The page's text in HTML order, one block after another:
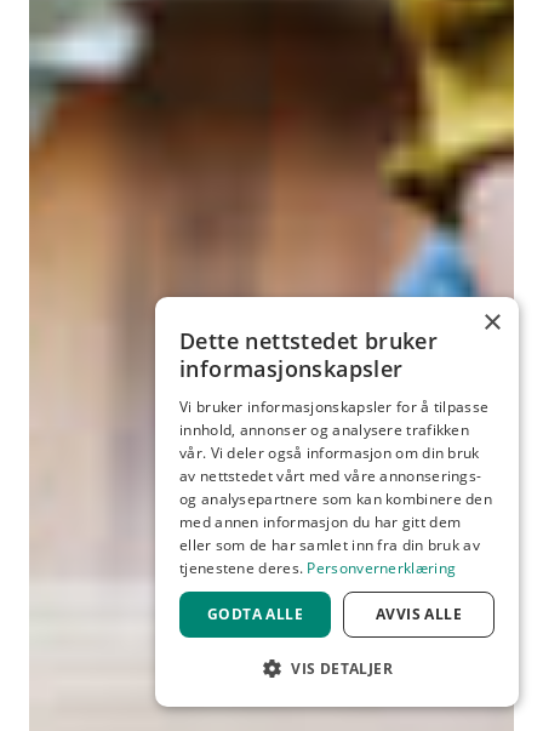
×
Dette nettstedet bruker
informasjonskapsler
Vi bruker informasjonskapsler for å tilpasse
innhold, annonser og analysere trafikken
vår. Vi deler også informasjon om din bruk
av nettstedet vårt med våre annonserings-
og analysepartnere som kan kombinere den
med annen informasjon du har gitt dem
eller som de har samlet inn fra din bruk av
tjenestene deres. Personvernerklæring
GODTA ALLE AVVIS ALLE
VIS DETALJER
STRENGT NØDVENDIG